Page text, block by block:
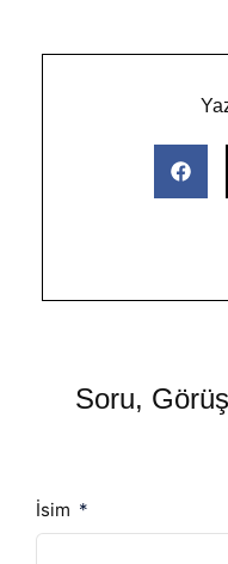
Soru,
İsim